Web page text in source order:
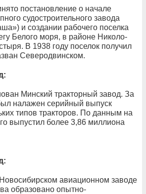
постановление о начале
судостроительного завода
и создании рабочего поселка
Белого моря, в районе Николо-
В 1938 году поселок получил
Северодвинском.
Минский тракторный завод. За
налажен серийный выпуск
типов тракторов. По данным на
выпустил более 3,86 миллиона
авиационном заводе
образовано опытно-